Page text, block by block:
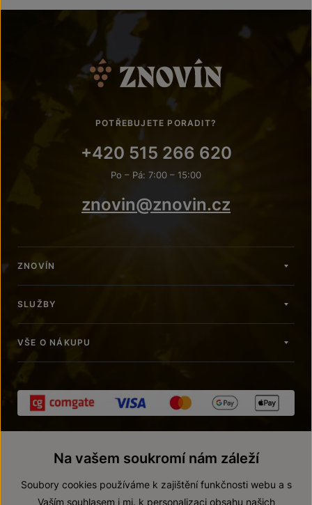
POTŘEBUJETE PORADIT?
+420 515 266 620
Po – Pá: 7:00 – 15:00
znovin@znovin.cz
ZNOVÍN
SLUŽBY
VŠE O NÁKUPU
Na vašem soukromí nám záleží
Soubory cookies používáme k zajištění funkčnosti webu a s
Vaším souhlasem i mj. k personalizaci obsahu našich